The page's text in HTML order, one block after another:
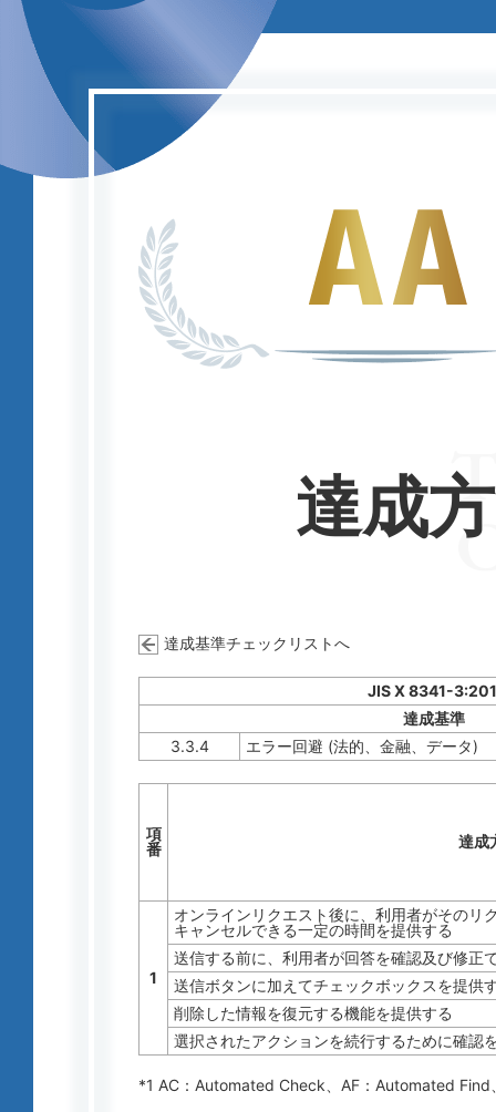
達成
達成基準チェックリストへ
JIS X 8341-
達成基準
3.3.4
エラー回避 (法的、金融、データ)
項
番
達成
1
オンラインリクエスト後に、利用者がそのリ
キャンセルできる一定の時間を提供する
送信する前に、利用者が回答を確認及び修正
送信ボタンに加えてチェックボックスを提供
削除した情報を復元する機能を提供する
選択されたアクションを続行するために確認
*1 AC： Automated Check 、AF： Automated Find